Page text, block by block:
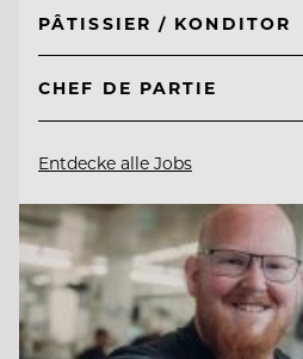
PÂTISSIER / KONDITOR
CHEF DE PARTIE
Entdecke alle Jobs